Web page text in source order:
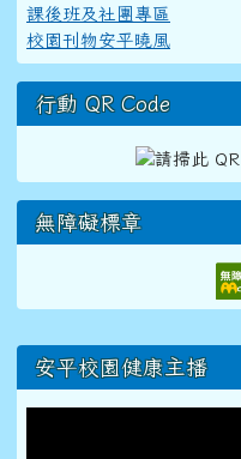
課後班及社團專區
校園刊物安平曉風
行動 QR Code
無障礙標章
右邊區域內容
安平校園健康主播